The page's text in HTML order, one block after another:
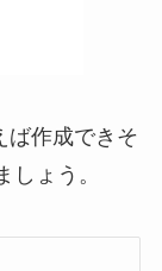
ば作成できそ
ょう。